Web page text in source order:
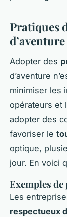
Pratiques
d’aventure
Adopter des
d’aventure
minimiser les
opérateurs et
adopter des
favoriser le
optique,
jour. En voici
Exemples
Les
respectueux